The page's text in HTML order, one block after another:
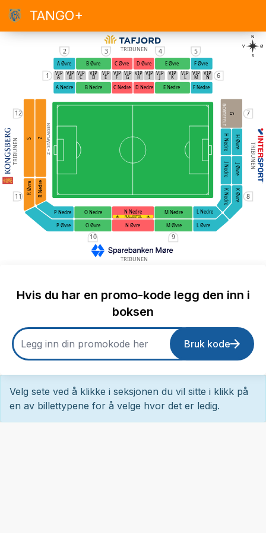
TANGO+
TRIBUNEN TRIBUNEN
TRIBUNEN
N
S
V Ø
9
10
1
2 3 4 5
6
7
8
12
11
Z = STÅPLASSEN
BORTEFELT
RULLESTOL
TRIBUNEN
A Øvre
A Nedre
B Øvre
B Nedre
C Øvre
C Nedre
D Øvre
D Nedre
E Øvre
E Nedre
F Øvre
F Nedre
G
H Øvre
H Nedre
J Øvre
J Nedre
K Øvre
K Nedre
L Øvre
L Nedre
N Øvre
N Nedre
M Øvre
M Nedre
O Øvre
O Nedre
P Øvre
P Nedre
R Øvre R Nedre
S Z
VIP
A
VIP
B
VIP
C
VIP
D
VIP
E
VIP
F
VIP
G
VIP
H
VIP
I
VIP VIP
K
VIP
L
VIP
M
VIP
N
Hvis du har en promo-kode legg den inn i
boksen
Bruk kode
Velg sete ved å klikke i seksjonen du vil sitte i klikk på
en av billettypene for å velge hvor det er ledig.